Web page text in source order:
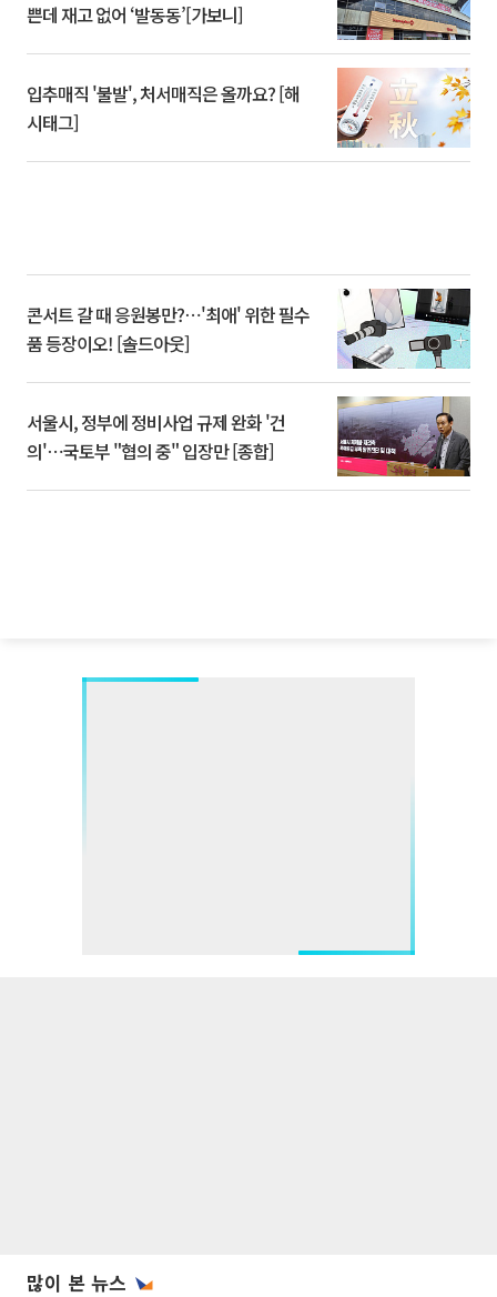
쁜데 재고 없어 ‘발동동’[가보니]
입추매직 '불발', 처서매직은 올까요? [해
시태그]
콘서트 갈 때 응원봉만?⋯'최애' 위한 필수
품 등장이오! [솔드아웃]
서울시, 정부에 정비사업 규제 완화 '건
의'⋯국토부 "협의 중" 입장만 [종합]
많이 본 뉴스